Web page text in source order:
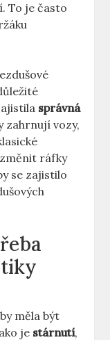
To⁤ je často
správná
zahrnují vozy,⁤
ráfky
se zajistilo
měla být
je⁣ stárnutí,​